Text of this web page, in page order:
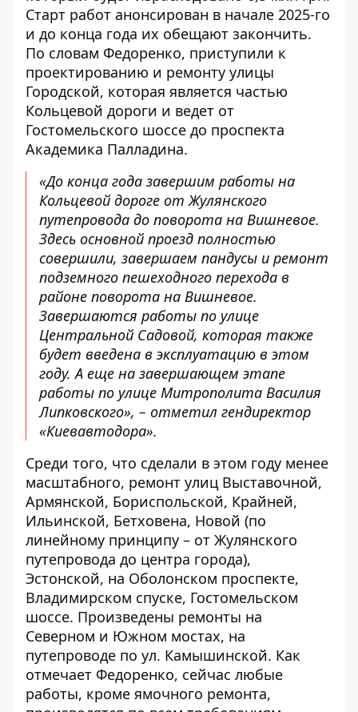
Старт работ анонсирован в начале 2025-го
и до конца года их обещают закончить.
По словам Федоренко, приступили к
проектированию и ремонту улицы
Городской, которая является частью
Кольцевой дороги и ведет от
Гостомельского шоссе до проспекта
Академика Палладина.
«До конца года завершим работы на
Кольцевой дороге от Жулянского
путепровода до поворота на Вишневое.
Здесь основной проезд полностью
совершили, завершаем пандусы и ремонт
подземного пешеходного перехода в
районе поворота на Вишневое.
Завершаются работы по улице
Центральной Садовой, которая также
будет введена в эксплуатацию в этом
году. А еще на завершающем этапе
работы по улице Митрополита Василия
Липковского», – отметил гендиректор
«Киевавтодора».
Среди того, что сделали в этом году менее
масштабного, ремонт улиц Выставочной,
Армянской, Бориспольской, Крайней,
Ильинской, Бетховена, Новой (по
линейному принципу – от Жулянского
путепровода до центра города),
Эстонской, на Оболонском проспекте,
Владимирском спуске, Гостомельском
шоссе. Произведены ремонты на
Северном и Южном мостах, на
путепроводе по ул. Камышинской. Как
отмечает Федоренко, сейчас любые
работы, кроме ямочного ремонта,